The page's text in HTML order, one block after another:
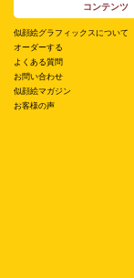
コンテンツ
似顔絵グラフィックスについて
オーダーする
よくある質問
お問い合わせ
似顔絵マガジン
お客様の声